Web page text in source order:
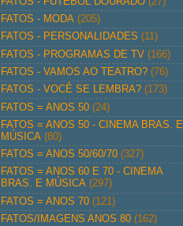
FATOS - MODA (205)
FATOS - PERSONALIDADES (11)
FATOS - PROGRAMAS DE TV (166)
FATOS - VAMOS AO TEATRO? (76)
FATOS - VOCÊ SE LEMBRA? (173)
FATOS = ANOS 50 (24)
FATOS = ANOS 50 - CINEMA BRAS. E
MÚSICA (80)
FATOS = ANOS 50/60/70 (327)
FATOS = ANOS 60 E 70 - CINEMA
BRAS. E MÚSICA (297)
FATOS = ANOS 70 (121)
FATOS/IMAGENS ANOS 80 (162)